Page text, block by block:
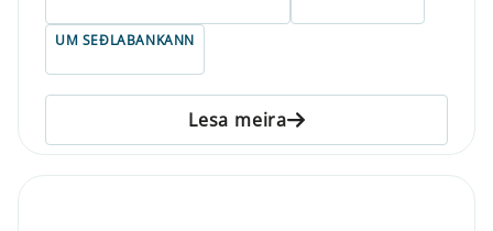
UM SEÐLABANKANN
Lesa meira